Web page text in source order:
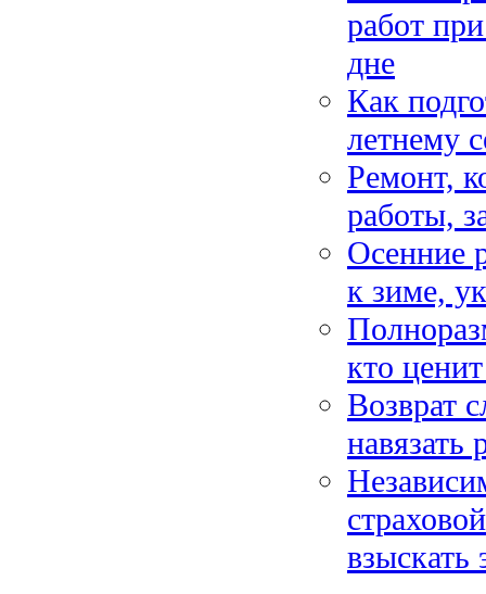
работ
дне
Как
летнему
Ремонт,
работы,
Осенние
к зиме,
кто
Возврат
навязать
взыскать